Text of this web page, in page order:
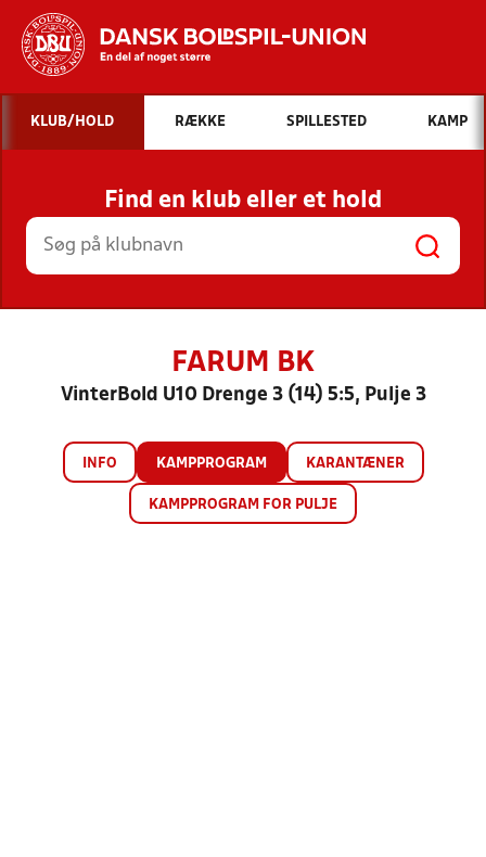
Hvad vil du søge efter?
INDHOLD OG NYHEDER
STILLINGER, RESULTATER, KLUBBER OG
HOLD
KLUB/HOLD RÆKKE SPILLESTED KAMP
Find en klub eller et hold
FARUM BK
VinterBold U10 Drenge 3 (14) 5:5, Pulje 3
INFO KAMPPROGRAM KARANTÆNER
KAMPPROGRAM FOR PULJE